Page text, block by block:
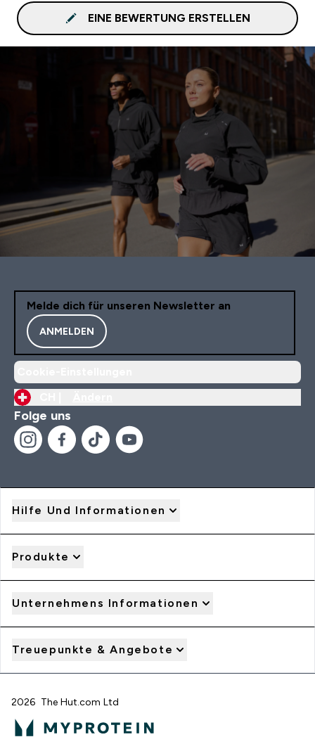
EINE BEWERTUNG ERSTELLEN
Melde dich für unseren Newsletter an
ANMELDEN
Folge uns
Hilfe Und Informationen
Produkte
Unternehmens Informationen
Treuepunkte & Angebote
2026 The Hut.com Ltd